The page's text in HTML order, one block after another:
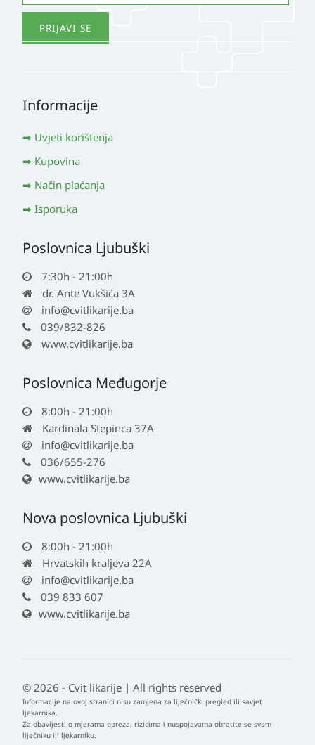
Informacije
Uvjeti korištenja
Kupovina
Način plaćanja
Isporuka
Poslovnica Ljubuški
7:30h - 21:00h
dr. Ante Vukšića 3A
info@cvitlikarije.ba
039/832-826
www.cvitlikarije.ba
Poslovnica Međugorje
8:00h - 21:00h
Kardinala Stepinca 37A
info@cvitlikarije.ba
036/655-276
www.cvitlikarije.ba
Nova poslovnica Ljubuški
8:00h - 21:00h
Hrvatskih kraljeva 22A
info@cvitlikarije.ba
039 833 607
www.cvitlikarije.ba
© 2026 - Cvit likarije | All rights reserved
Informacije na ovoj stranici nisu zamjena za liječnički pregled ili savjet
ljekarnika.
Za obavijesti o mjerama opreza, rizicima i nuspojavama obratite se svom
liječniku ili ljekarniku.